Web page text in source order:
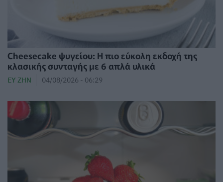
Cheesecake ψυγείου: Η πιο εύκολη εκδοχή της
κλασικής συνταγής με 6 απλά υλικά
ΕΥ ΖΗΝ 04/08/2026 - 06:29